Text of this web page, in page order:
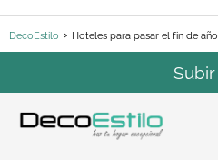
DecoEstilo Hoteles para pasar el fin de año
Subir